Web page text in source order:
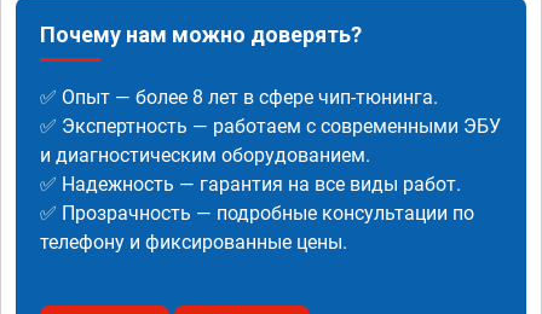
Почему нам можно доверять?
✅ Опыт — более 8 лет в сфере чип-тюнинга.
✅ Экспертность — работаем с современными ЭБУ
и диагностическим оборудованием.
✅ Надежность — гарантия на все виды работ.
✅ Прозрачность — подробные консультации по
телефону и фиксированные цены.